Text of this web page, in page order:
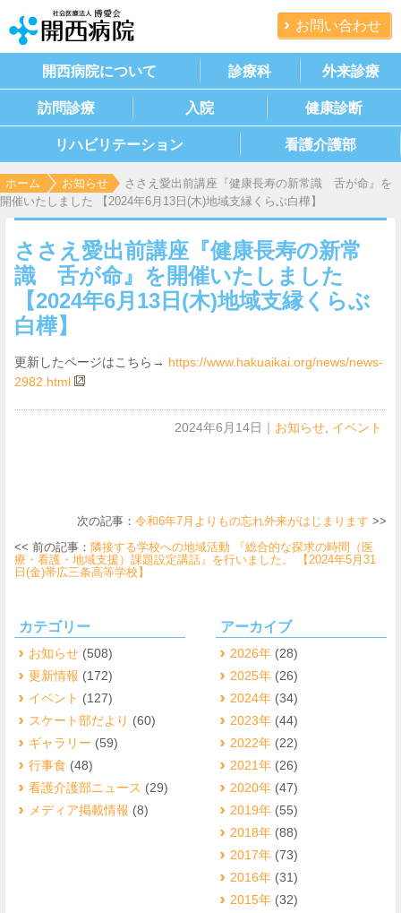
お問い合わせ
開西病院について 診療科 外来診療
訪問診療 入院 健康診断
リハビリテーション 看護介護部
ホーム お知らせ
ささえ愛出前講座『健康長寿の新常識 舌が命』を
開催いたしました 【2024年6月13日(木)地域支縁くらぶ白樺】
ささえ愛出前講座『健康長寿の新常
識 舌が命』を開催いたしました
【2024年6月13日(木)地域支縁くらぶ
白樺】
更新したページはこちら→ https://www.hakuaikai.org/news/news-
2982.html
2024年6月14日 ｜ お知らせ イベント
次の記事： 令和6年7月よりもの忘れ外来がはじまります >>
<< 前の記事： 隣接する学校への地域活動 『総合的な探求の時間（医
療・看護・地域支援）課題設定講話』を行いました。 【2024年5月31
日(金)帯広三条高等学校】
カテゴリー
お知らせ (508)
更新情報 (172)
イベント (127)
スケート部だより (60)
ギャラリー (59)
行事食 (48)
看護介護部ニュース (29)
メディア掲載情報 (8)
アーカイブ
2026年(28)
2025年(26)
2024年(34)
2023年(44)
2022年(22)
2021年(26)
2020年(47)
2019年(55)
2018年(88)
2017年(73)
2016年(31)
2015年(32)